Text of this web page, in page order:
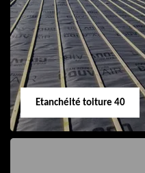
Nettoyage et pose
de gouttière 40
Etanchéité toiture 40